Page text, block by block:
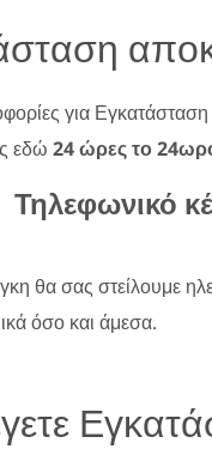
για
εδώ 24 ώρες το
Τηλεφωνικό
θα σας στείλουμε
όσο και άμεσα.